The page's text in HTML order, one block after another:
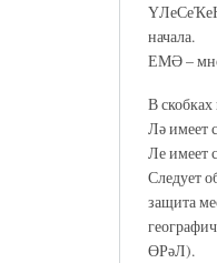
начала.
ЕМӘ –
В
Лә имеет
Ле имеет
Следует
защита
ӨРәЛ).